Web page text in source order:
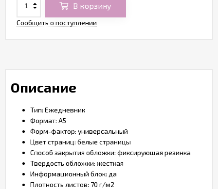
В корзину
Сообщить о поступлении
Описание
Тип: Ежедневник
Формат: A5
Форм-фактор: универсальный
Цвет страниц: белые страницы
Способ закрытия обложки: фиксирующая резинка
Твердость обложки: жесткая
Информационный блок: да
Плотность листов: 70 г/м2